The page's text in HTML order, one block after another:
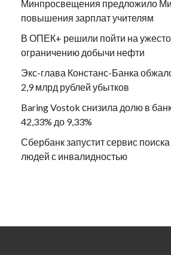
Минпросвещения предложило
повышения зарплат учителям
В ОПЕК+ решили пойти на
ограничению добычи нефти
Экс-глава Констанс-Банка
2,9 млрд рублей убытков
Baring Vostok снизила долю в
42,33% до 9,33%
Сбербанк запустит сервис
людей с инвалидностью